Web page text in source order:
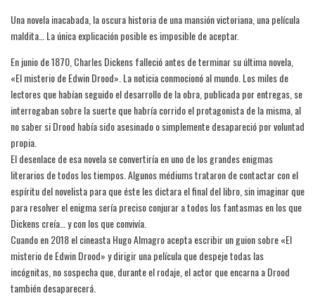
Una novela inacabada, la oscura historia de una mansión victoriana, una película
maldita… La única explicación posible es imposible de aceptar.
En junio de 1870, Charles Dickens falleció antes de terminar su última novela,
«El misterio de Edwin Drood». La noticia conmocionó al mundo. Los miles de
lectores que habían seguido el desarrollo de la obra, publicada por entregas, se
interrogaban sobre la suerte que habría corrido el protagonista de la misma, al
no saber si Drood había sido asesinado o simplemente desapareció por voluntad
propia.
El desenlace de esa novela se convertiría en uno de los grandes enigmas
literarios de todos los tiempos. Algunos médiums trataron de contactar con el
espíritu del novelista para que éste les dictara el final del libro, sin imaginar que
para resolver el enigma sería preciso conjurar a todos los fantasmas en los que
Dickens creía… y con los que convivía.
Cuando en 2018 el cineasta Hugo Almagro acepta escribir un guion sobre «El
misterio de Edwin Drood» y dirigir una película que despeje todas las
incógnitas, no sospecha que, durante el rodaje, el actor que encarna a Drood
también desaparecerá.